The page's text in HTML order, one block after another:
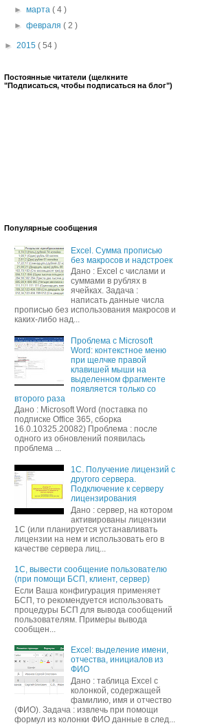
►марта( 4 )
►февраля( 2 )
► 2015 ( 54 )
Постоянные читатели (щелкните
"Подписаться, чтобы подписаться на блог")
Популярные сообщения
Excel. Сумма прописью
без макросов и надстроек
Дано : Excel c числами и
суммами в рублях в
ячейках. Задача :
написать данные числа
прописью без использования макросов и
каких-либо над...
Проблема с Microsoft
Word: контекстное меню
при щелчке правой
клавишей мыши на
выделенном фрагменте
появляется только со
второго раза
Дано : Microsoft Word (поставка по
подписке Office 365, сборка
16.0.10325.20082) Проблема : после
одного из обновлений появилась
проблема ...
1С. Получение лицензий с
другого сервера.
Подключение к серверу
лицензирования
Дано : сервер, на котором
активированы лицензии
1С (или планируется устанавливать
лицензии на нем и использовать его в
качестве сервера лиц...
1С, вывести сообщение пользователю
(при помощи БСП, клиент, сервер)
Если Ваша конфигурация применяет
БСП, то рекомендуется использовать
процедуры БСП для вывода сообщений
пользователям. Примеры вывода
сообщен...
Excel: выделение имени,
отчества, инициалов из
ФИО
Дано : таблица Excel с
колонкой, содержащей
фамилию, имя и отчество
(ФИО). Задача : извлечь при помощи
формул из колонки ФИО данные в след...